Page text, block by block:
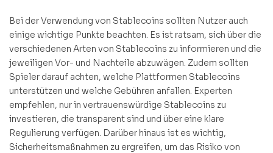
Bei der Verwendung von Stablecoins sollten Nutzer auch
einige wichtige Punkte beachten. Es ist ratsam, sich über die
verschiedenen Arten von Stablecoins zu informieren und die
jeweiligen Vor- und Nachteile abzuwägen. Zudem sollten
Spieler darauf achten, welche Plattformen Stablecoins
unterstützen und welche Gebühren anfallen. Experten
empfehlen, nur in vertrauenswürdige Stablecoins zu
investieren, die transparent sind und über eine klare
Regulierung verfügen. Darüber hinaus ist es wichtig,
Sicherheitsmaßnahmen zu ergreifen, um das Risiko von